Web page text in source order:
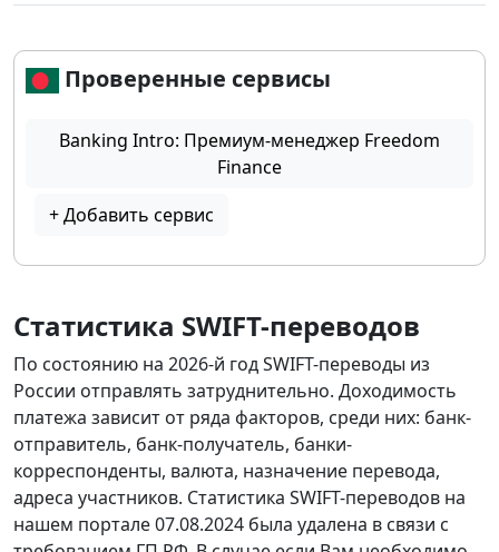
Проверенные сервисы
Banking Intro: Премиум-менеджер Freedom
Finance
+ Добавить сервис
Статистика SWIFT-переводов
По состоянию на 2026-й год SWIFT-переводы из
России отправлять затруднительно. Доходимость
платежа зависит от ряда факторов, среди них: банк-
отправитель, банк-получатель, банки-
корреспонденты, валюта, назначение перевода,
адреса участников. Статистика SWIFT-переводов на
нашем портале 07.08.2024 была удалена в связи с